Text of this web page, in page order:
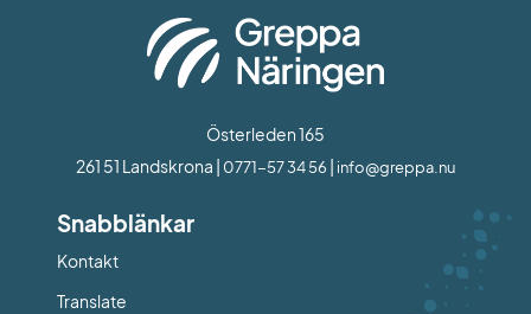
Österleden 165
261 51 Landskrona |
0771-57 34 56 info@greppa.nu
Snabblänkar
Kontakt
Translate